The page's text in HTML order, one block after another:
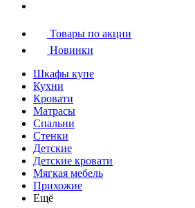
Товары по акции
Новинки
Шкафы купе
Кухни
Кровати
Матрасы
Cпальни
Стенки
Детские
Детские кровати
Мягкая мебель
Прихожие
Ещё